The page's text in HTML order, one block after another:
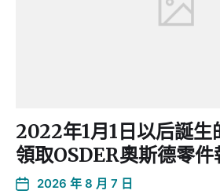
2022年1月1日以后誕生
領取OSDER奧斯德零
2026 年 8 月 7 日